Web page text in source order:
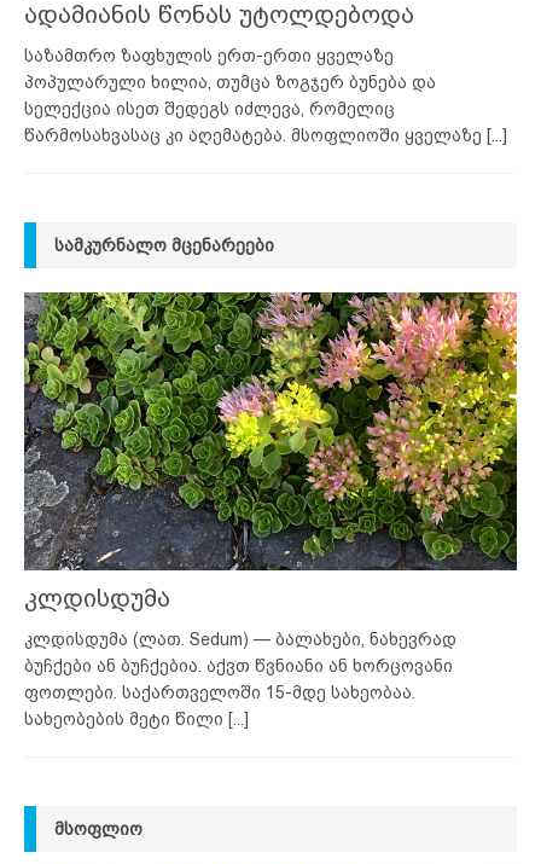
ადამიანის წონას უტოლდებოდა
საზამთრო ზაფხულის ერთ-ერთი ყველაზე
პოპულარული ხილია, თუმცა ზოგჯერ ბუნება და
სელექცია ისეთ შედეგს იძლევა, რომელიც
წარმოსახვასაც კი აღემატება. მსოფლიოში ყველაზე [...]
ᲡᲐᲛᲙᲣᲠᲜᲐᲚᲝ ᲛᲪᲔᲜᲐᲠᲔᲔᲑᲘ
კლდისდუმა
კლდისდუმა (ლათ. Sedum) — ბალახები, ნახევრად
ბუჩქები ან ბუჩქებია. აქვთ წვნიანი ან ხორცოვანი
ფოთლები. საქართველოში 15-მდე სახეობაა.
სახეობების მეტი წილი [...]
ᲛᲡᲝᲤᲚᲘᲝ